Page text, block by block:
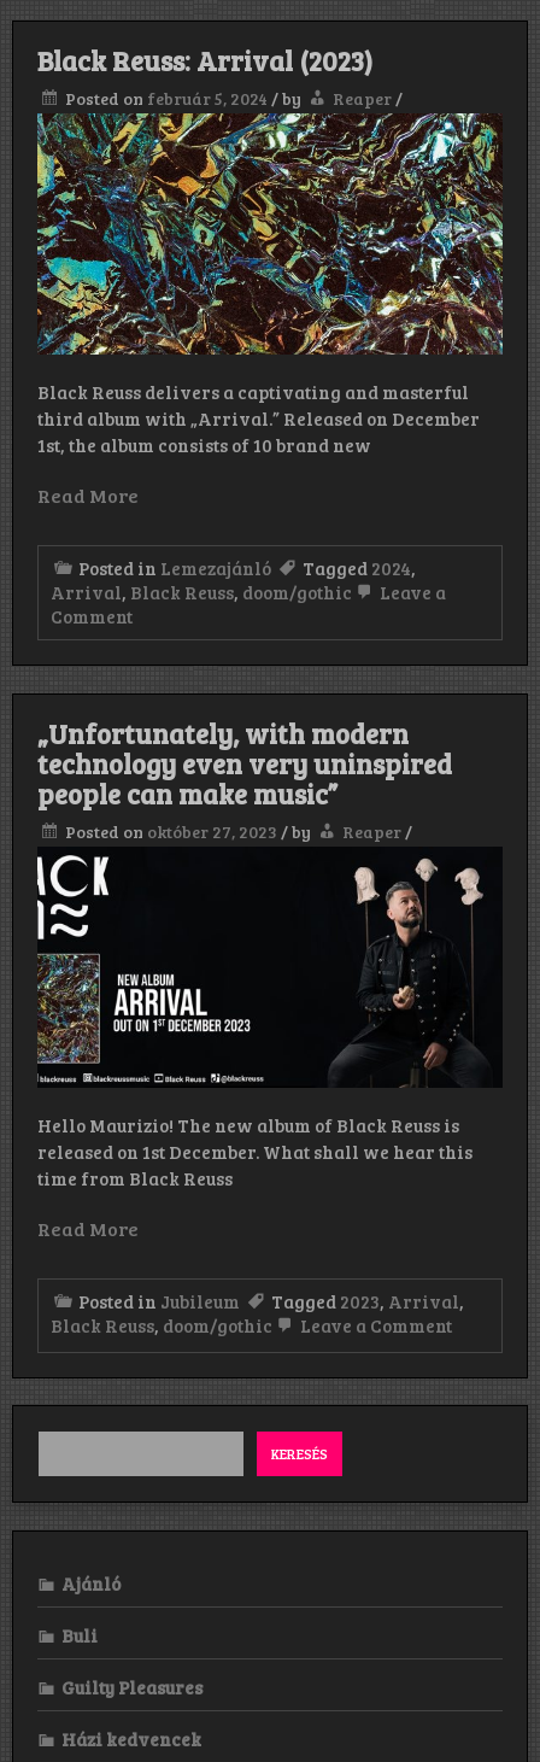
Black Reuss: Arrival (2023)
Posted on február 5, 2024 /by Reaper/
Black Reuss delivers a captivating and masterful
third album with „Arrival.” Released on December
1st, the album consists of 10 brand new
Read More
Posted in Lemezajánló Tagged 2024,
Arrival, Black Reuss, doom/gothic
Leave a
Commenton
Black
(2023)
„Unfortunately, with modern
technology even very uninspired
people can make music”
Posted on október 27, 2023 /by Reaper /
Hello Maurizio! The new album of Black Reuss is
released on 1st December. What shall we hear this
time from Black Reuss
Read More
Posted in Jubileum Tagged 2023, Arrival,
Black Reuss, doom/gothic Leave a Commenton
modern
can
make
KERESÉS
Ajánló
Buli
Guilty Pleasures
Házi kedvencek